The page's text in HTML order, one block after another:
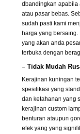
dbandingkan apabila
atau pasar bebas.
sudah pasti kami
harga yang
yang akan anda
terbuka dengan
– Tidak Mudah
Kerajinan kuningan
spesifikasi yang
dan ketahanan yang
kerajinan custom
benturan ataupun
efek yang yang